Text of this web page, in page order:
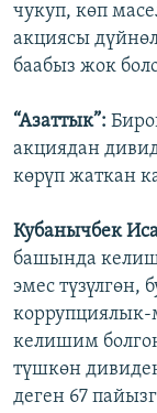
чукуп, көп
акциясы
баабыз жок
“Азаттык”:
акциядан
көрүп жаткан
Кубанычбек
башында
эмес түзүлгөн,
келишим
түшкөн
деген 67